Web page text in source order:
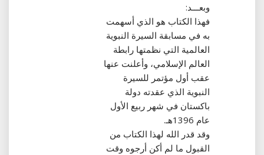
وبعـــد‏:‏
فهذا الكتاب هو الذي أسهمت
به في مسابقة السيرة النبوية
العالمية التي نظمتها رابطة
العالم الإسلامي، وأعلنت عنها
عقب أول مؤتمر للسيرة
النبوية الذي عقدته دولة
باكستان في شهر ربيع الأول
عام 1396هـ‏.‏
وقد قدر الله لهذا الكتاب من
القبول ما لم أكن أرجوه وقت